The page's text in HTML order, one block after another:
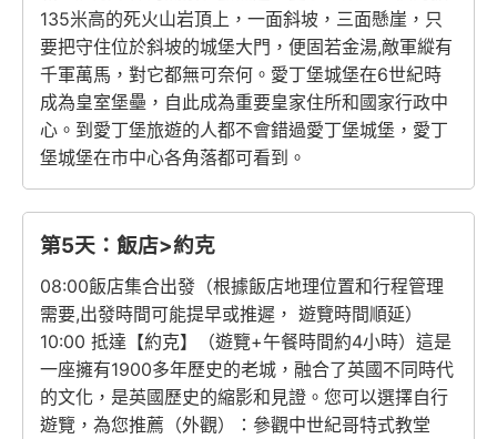
135米高的死火山岩頂上，一面斜坡，三面懸崖，只
要把守住位於斜坡的城堡大門，便固若金湯,敵軍縱有
千軍萬馬，對它都無可奈何。愛丁堡城堡在6世紀時
成為皇室堡壘，自此成為重要皇家住所和國家行政中
心。到愛丁堡旅遊的人都不會錯過愛丁堡城堡，愛丁
堡城堡在市中心各角落都可看到。
第5天：飯店>約克
08:00飯店集合出發（根據飯店地理位置和行程管理
需要,出發時間可能提早或推遲， 遊覽時間順延）
10:00 抵達【約克】（遊覽+午餐時間約4小時）這是
一座擁有1900多年歷史的老城，融合了英國不同時代
的文化，是英國歷史的縮影和見證。您可以選擇自行
遊覽，為您推薦（外觀）：參觀中世紀哥特式教堂